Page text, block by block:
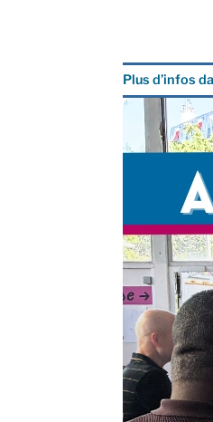
Plus d’infos